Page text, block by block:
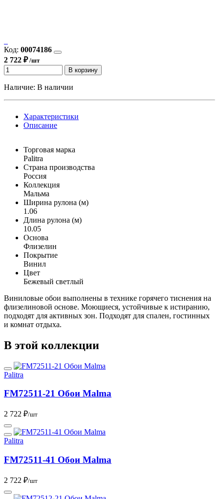
Код: 00074186
2 722 ₽/шт
В корзину
Наличие: В наличии
Характеристики
Описание
Торговая марка
Palitra
Страна производства
Россия
Коллекция
Мальма
Ширина рулона (м)
1.06
Длина рулона (м)
10.05
Основа
Флизелин
Покрытие
Винил
Цвет
Бежевый светлый
Виниловые обои выполнены в технике горячего тиснения на
флизелиновой основе. Моющиеся, устойчивые к истиранию,
подходят для активных зон. Подходят для спален, гостинных
и комнат отдыха.
В этой коллекции
Palitra
FM72511-21 Обои Malma
2 722 ₽/шт
Palitra
FM72511-41 Обои Malma
2 722 ₽/шт